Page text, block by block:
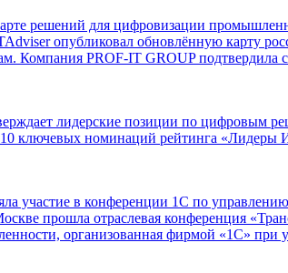
решений для цифровизации
опубликовал обновлённую карту
Компания PROF-IT GROUP подтвердила
лидерские позиции по цифровым
ключевых номинаций рейтинга
участие в конференции 1С по
прошла отраслевая конференция
организованная фирмой «1С» при